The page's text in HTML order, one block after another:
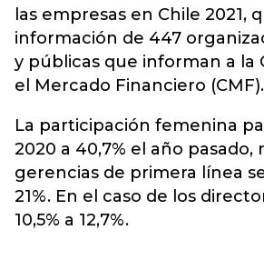
las empresas en Chile 2021,
información de 447
y públicas que informan a la
el Mercado Financiero (CMF).
La participación femenina
2020 a 40,7% el año pasado,
gerencias de primera línea
21%. En el caso de los
10,5% a 12,7%.